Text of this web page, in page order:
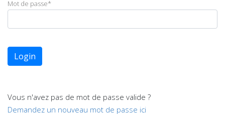
Mot de passe*
Login
Vous n'avez pas de mot de passe valide ?
Demandez un nouveau mot de passe ici